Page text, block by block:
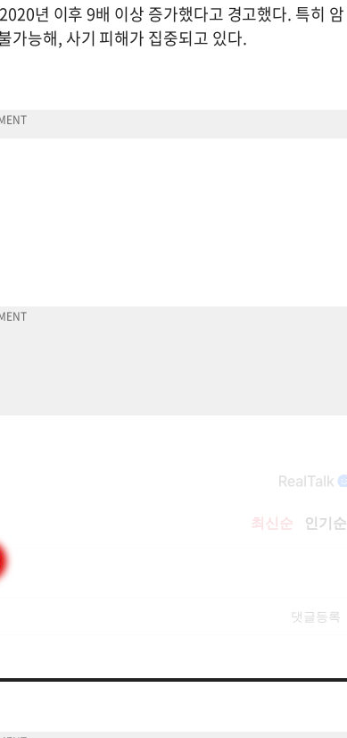
년 이후 9배 이상 증가했다고 경고했다. 특히 암
가능해, 사기 피해가 집중되고 있다.